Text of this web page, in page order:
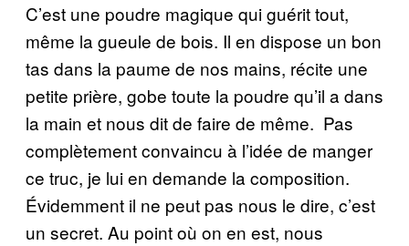
C’est une poudre magique qui guérit tout,
même la gueule de bois. Il en dispose un bon
tas dans la paume de nos mains, récite une
petite prière, gobe toute la poudre qu’il a dans
la main et nous dit de faire de même. Pas
complètement convaincu à l’idée de manger
ce truc, je lui en demande la composition.
Évidemment il ne peut pas nous le dire, c’est
un secret. Au point où on en est, nous